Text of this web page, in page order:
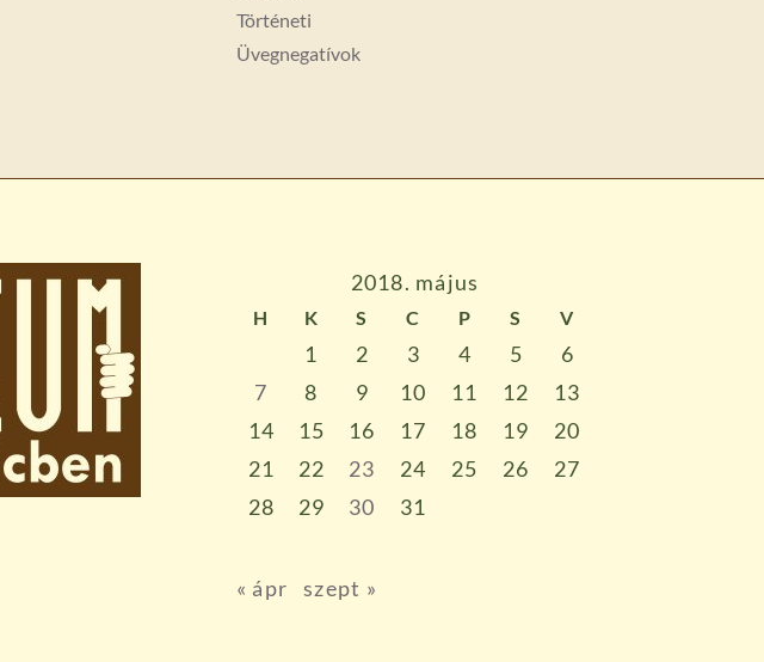
Történeti
Üvegnegatívok
2018. május
H K S C P S V
1 2 3 4 5
6
7
8 9 10 11 12
13
14
15 16 17 18 19
20
21
22 23 24 25 26
27
28
29 30 31
« ápr szept »